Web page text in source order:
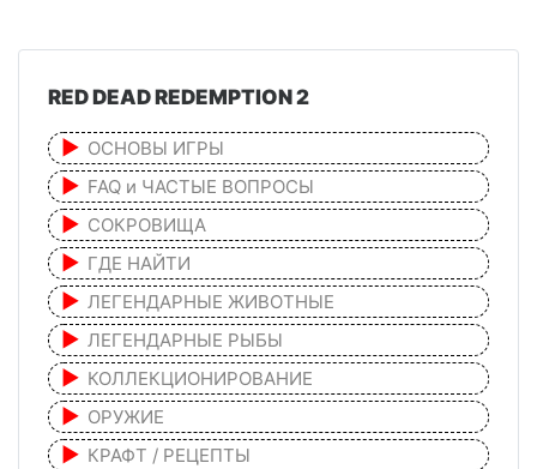
RED DEAD REDEMPTION 2
ОСНОВЫ ИГРЫ
FAQ и ЧАСТЫЕ ВОПРОСЫ
СОКРОВИЩА
ГДЕ НАЙТИ
ЛЕГЕНДАРНЫЕ ЖИВОТНЫЕ
ЛЕГЕНДАРНЫЕ РЫБЫ
КОЛЛЕКЦИОНИРОВАНИЕ
ОРУЖИЕ
КРАФТ / РЕЦЕПТЫ